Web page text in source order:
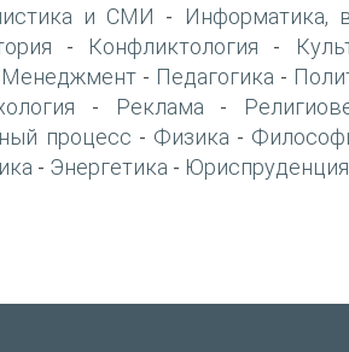
и СМИ - Информатика,
- Конфликтология -
Менеджмент- Педагогика -
- Реклама -
процесс - Физика -
- Энергетика - Юриспруденция